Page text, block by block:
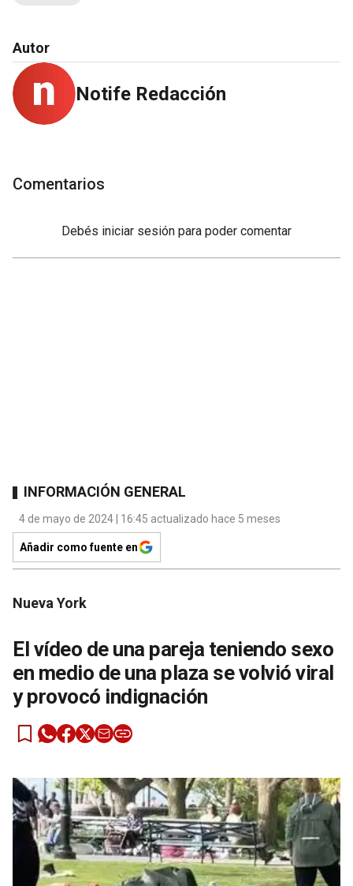
Autor
Notife Redacción
Comentarios
Debés iniciar sesión para poder comentar
INFORMACIÓN GENERAL
4 de mayo de 2024 | 16:45 actualizado hace 5 meses
Añadir como fuente en
Nueva York
El vídeo de una pareja teniendo sexo
en medio de una plaza se volvió viral
y provocó indignación